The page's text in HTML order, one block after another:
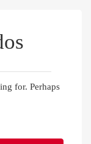
for. Perhaps